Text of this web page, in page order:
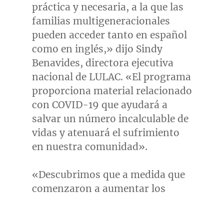
práctica y necesaria, a la que las
familias multigeneracionales
pueden acceder tanto en español
como en inglés,» dijo Sindy
Benavides, directora ejecutiva
nacional de LULAC. «El programa
proporciona material relacionado
con COVID-19 que ayudará a
salvar un número incalculable de
vidas y atenuará el sufrimiento
en nuestra comunidad».
«Descubrimos que a medida que
comenzaron a aumentar los